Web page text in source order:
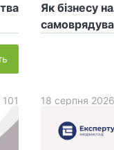
Як бізнесу
101 18 серпня 2026